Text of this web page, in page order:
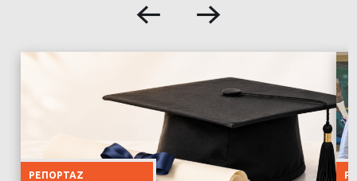
ΡΕΠΟΡΤΆΖ